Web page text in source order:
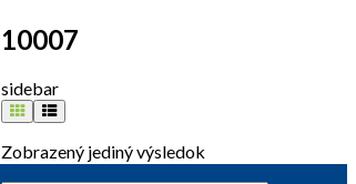
10007
sidebar
Zobrazený jediný výsledok